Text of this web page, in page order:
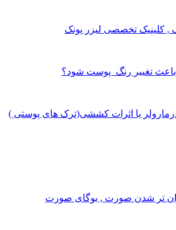
, کلینیک تخصصی لیزر پونک
باعث تغییر رنگ ‍ پوست شود؟
یا اثرات کششی(ترک های پوستی )